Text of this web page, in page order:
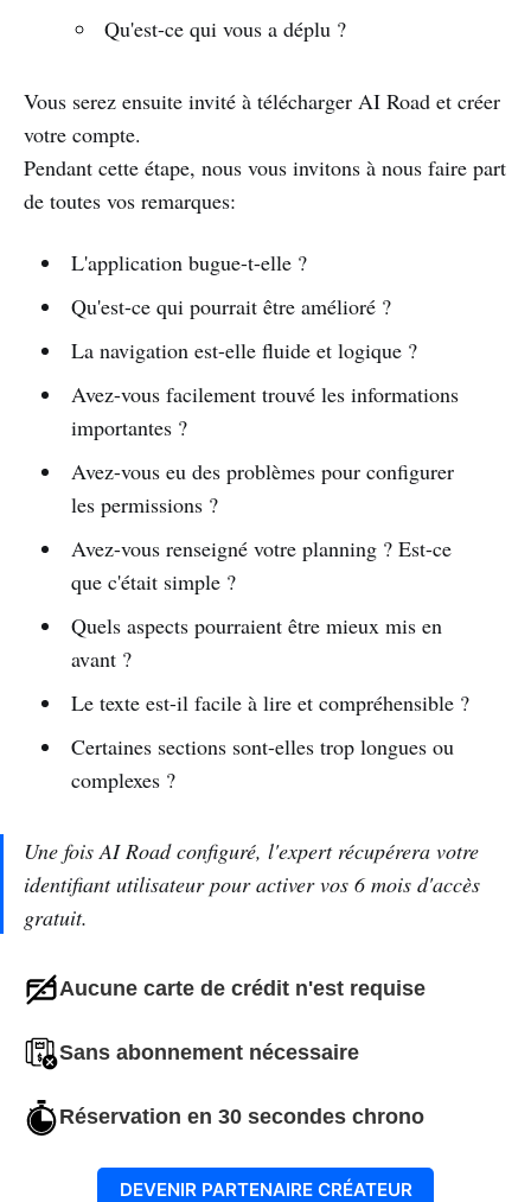
Qu'est-ce qui vous a déplu ?
Vous serez ensuite invité à télécharger AI Road et créer
votre compte.
Pendant cette étape, nous vous invitons à nous faire part
de toutes vos remarques:
L'application bugue-t-elle ?
Qu'est-ce qui pourrait être amélioré ?
La navigation est-elle fluide et logique ?
Avez-vous facilement trouvé les informations
importantes ?
Avez-vous eu des problèmes pour configurer
les permissions ?
Avez-vous renseigné votre planning ? Est-ce
que c'était simple ?
Quels aspects pourraient être mieux mis en
avant ?
Le texte est-il facile à lire et compréhensible ?
Certaines sections sont-elles trop longues ou
complexes ?
Une fois AI Road configuré, l'expert récupérera votre
identifiant utilisateur pour activer vos 6 mois d'accès
gratuit.
Aucune carte de crédit n'est requise
Sans abonnement nécessaire
Réservation en 30 secondes chrono
DEVENIR PARTENAIRE CRÉATEUR